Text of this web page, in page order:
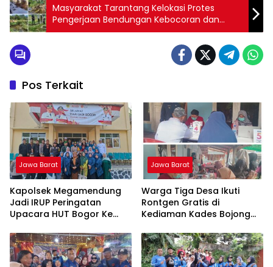
Masyarakat Tarantang Kelokasi Protes
Pengerjaan Bendungan Kebocoran dan
Penyumbatan
Pos Terkait
Jawa Barat
Kapolsek Megamendung
Jadi IRUP Peringatan
Upacara HUT Bogor Ke
Kecamatan
Megamendung, Kabupaten
Bogor
Jawa Barat
Warga Tiga Desa Ikuti
Rontgen Gratis di
Kediaman Kades Bojong